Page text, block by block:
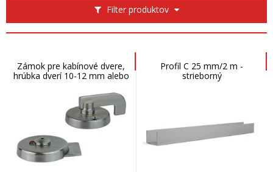
Filter produktov
Zámok pre kabínové dvere,
hrúbka dverí 10-12 mm alebo
Profil C 25 mm/2 m -
strieborný